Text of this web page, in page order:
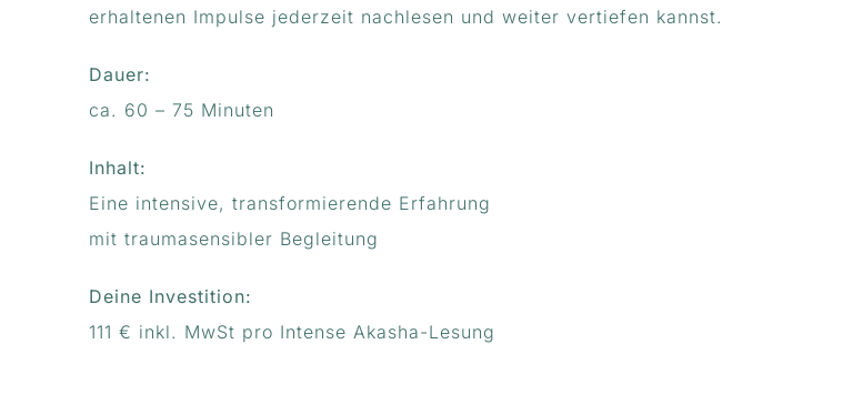
erhaltenen Impulse jederzeit nachlesen und weiter vertiefen kannst.
Dauer:
ca. 60 – 75 Minuten
Inhalt:
Eine intensive, transformierende Erfahrung
mit traumasensibler Begleitung
Deine Investition:
111 € inkl. MwSt pro Intense Akasha-Lesung